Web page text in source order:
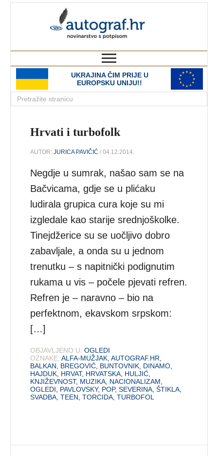
UKRAJINA ČIM PRIJE U
EUROPSKU UNIJU!!
Hrvati i turbofolk
AUTOR:JURICA PAVIČIĆ / 04.12.2014.
Negdje u sumrak, našao sam se na
Bačvicama, gdje se u plićaku
ludirala grupica cura koje su mi
izgledale kao starije srednjoškolke.
Tinejdžerice su se uočljivo dobro
zabavljale, a onda su u jednom
trenutku – s napitnički podignutim
rukama u vis – počele pjevati refren.
Refren je – naravno – bio na
perfektnom, ekavskom srpskom:
[…]
OBJAVLJENO U: OGLEDI
OZNAKE: ALFA-MUŽJAK ,AUTOGRAF.HR
BALKAN
BREGOVIĆ BUNTOVNIK DINAMO
HAJDUK HRVAT, HRVATSKA HULJIĆ
KNJIŽEVNOST, MUZIKA NACIONALIZAM
OGLEDI
PAVLOVSKY, POP,SEVERINA ,ŠTIKLA
SVADBA ,TEEN ,TORCIDA ,TURBOFOL